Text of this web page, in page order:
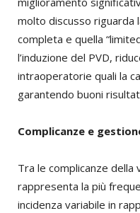
molto discusso riguarda
completa e quella
l’induzione del PVD,
intraoperatorie quali la
garantendo buoni
Complicanze e
Tra le complicanze
rappresenta la più
incidenza variabile in